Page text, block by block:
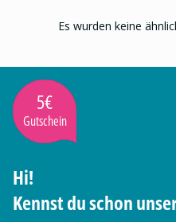
Es wurden keine
5€
Gutschein
Hi!
Kennst du schon